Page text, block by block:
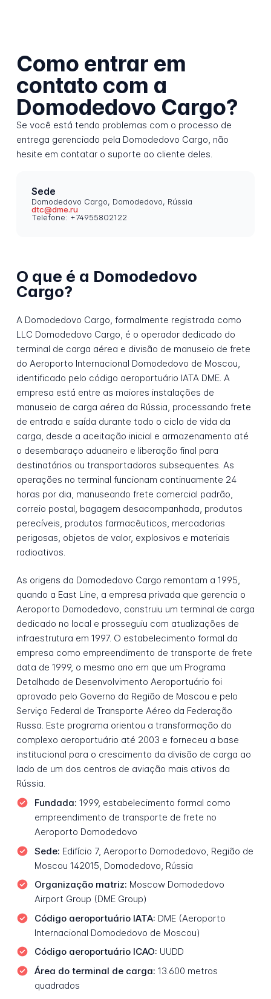
Como entrar em
contato com a
Domodedovo Cargo?
Se você está tendo problemas com o processo de
entrega gerenciado pela Domodedovo Cargo, não
hesite em contatar o suporte ao cliente deles.
Sede
Domodedovo Cargo, Domodedovo, Rússia
dtc@dme.ru
Telefone: +74955802122
O que é a Domodedovo
Cargo?
A Domodedovo Cargo, formalmente registrada como
LLC Domodedovo Cargo, é o operador dedicado do
terminal de carga aérea e divisão de manuseio de frete
do Aeroporto Internacional Domodedovo de Moscou,
identificado pelo código aeroportuário IATA DME. A
empresa está entre as maiores instalações de
manuseio de carga aérea da Rússia, processando frete
de entrada e saída durante todo o ciclo de vida da
carga, desde a aceitação inicial e armazenamento até
o desembaraço aduaneiro e liberação final para
destinatários ou transportadoras subsequentes. As
operações no terminal funcionam continuamente 24
horas por dia, manuseando frete comercial padrão,
correio postal, bagagem desacompanhada, produtos
perecíveis, produtos farmacêuticos, mercadorias
perigosas, objetos de valor, explosivos e materiais
radioativos.
As origens da Domodedovo Cargo remontam a 1995,
quando a East Line, a empresa privada que gerencia o
Aeroporto Domodedovo, construiu um terminal de carga
dedicado no local e prosseguiu com atualizações de
infraestrutura em 1997. O estabelecimento formal da
empresa como empreendimento de transporte de frete
data de 1999, o mesmo ano em que um Programa
Detalhado de Desenvolvimento Aeroportuário foi
aprovado pelo Governo da Região de Moscou e pelo
Serviço Federal de Transporte Aéreo da Federação
Russa. Este programa orientou a transformação do
complexo aeroportuário até 2003 e forneceu a base
institucional para o crescimento da divisão de carga ao
lado de um dos centros de aviação mais ativos da
Rússia.
Fundada: 1999, estabelecimento formal como
empreendimento de transporte de frete no
Aeroporto Domodedovo
Sede: Edifício 7, Aeroporto Domodedovo, Região de
Moscou 142015, Domodedovo, Rússia
Organização matriz: Moscow Domodedovo
Airport Group (DME Group)
Código aeroportuário IATA: DME (Aeroporto
Internacional Domodedovo de Moscou)
Código aeroportuário ICAO: UUDD
Área do terminal de carga: 13.600 metros
quadrados